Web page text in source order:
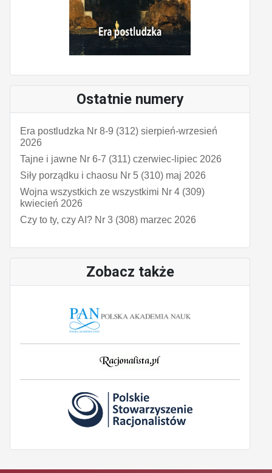
Ostatnie numery
Era postludzka Nr 8-9 (312) sierpień-wrzesień
2026
Tajne i jawne Nr 6-7 (311) czerwiec-lipiec 2026
Siły porządku i chaosu Nr 5 (310) maj 2026
Wojna wszystkich ze wszystkimi Nr 4 (309)
kwiecień 2026
Czy to ty, czy AI? Nr 3 (308) marzec 2026
Zobacz także